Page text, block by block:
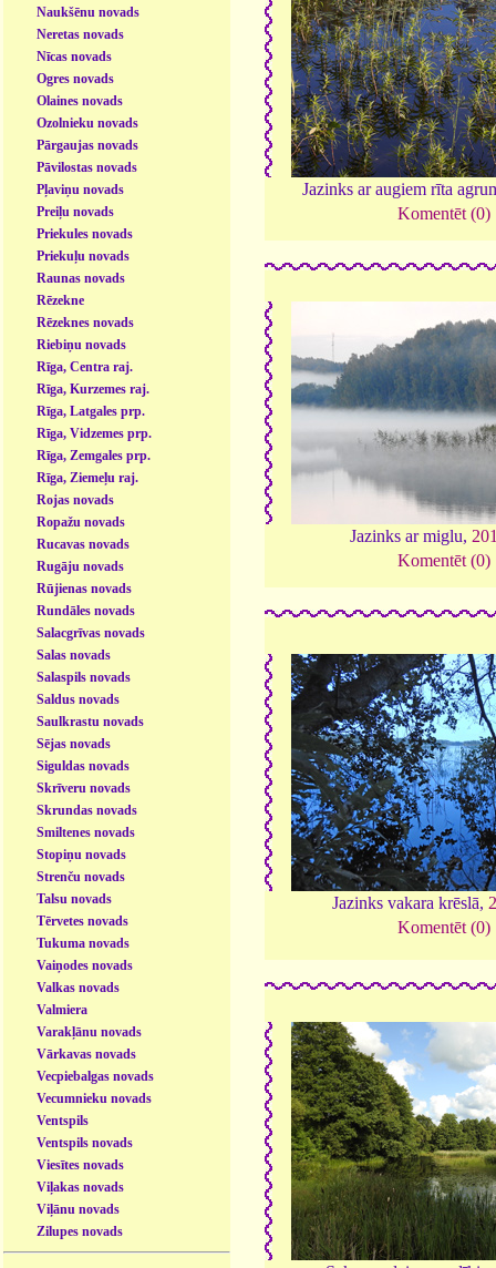
Naukšēnu novads
Neretas novads
Nīcas novads
Ogres novads
Olaines novads
Ozolnieku novads
Pārgaujas novads
Pāvilostas novads
Pļaviņu novads
Preiļu novads
Priekules novads
Priekuļu novads
Raunas novads
Rēzekne
Rēzeknes novads
Riebiņu novads
Rīga, Centra raj.
Rīga, Kurzemes raj.
Rīga, Latgales prp.
Rīga, Vidzemes prp.
Rīga, Zemgales prp.
Rīga, Ziemeļu raj.
Rojas novads
Ropažu novads
Rucavas novads
Rugāju novads
Rūjienas novads
Rundāles novads
Salacgrīvas novads
Salas novads
Salaspils novads
Saldus novads
Saulkrastu novads
Sējas novads
Siguldas novads
Skrīveru novads
Skrundas novads
Smiltenes novads
Stopiņu novads
Strenču novads
Talsu novads
Tērvetes novads
Tukuma novads
Vaiņodes novads
Valkas novads
Valmiera
Varakļānu novads
Vārkavas novads
Vecpiebalgas novads
Vecumnieku novads
Ventspils
Ventspils novads
Viesītes novads
Viļakas novads
Viļānu novads
Zilupes novads
Jazinks ar augiem rīta
Komentēt (0)
Jazinks ar miglu,
Komentēt (0)
Jazinks vakara krēslā,
Komentēt (0)